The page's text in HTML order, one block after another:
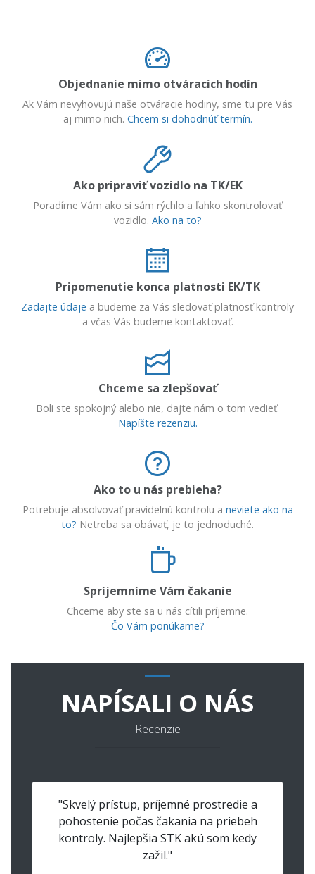
Objednanie mimo otváracich hodín
Ak Vám nevyhovujú naše otváracie hodiny, sme tu pre Vás
aj mimo nich. Chcem si dohodnúť termín.
Ako pripraviť vozidlo na TK/EK
Poradíme Vám ako si sám rýchlo a ľahko skontrolovať
vozidlo. Ako na to?
Pripomenutie konca platnosti EK/TK
Zadajte údaje a budeme za Vás sledovať platnosť kontroly
a včas Vás budeme kontaktovať.
Chceme sa zlepšovať
Boli ste spokojný alebo nie, dajte nám o tom vedieť.
Napíšte rezenziu.
Ako to u nás prebieha?
Potrebuje absolvovať pravidelnú kontrolu a neviete ako na
to? Netreba sa obávať, je to jednoduché.
Spríjemníme Vám čakanie
Chceme aby ste sa u nás cítili príjemne.
Čo Vám ponúkame?
NAPÍSALI O NÁS
Recenzie
"Skvelý prístup, príjemné prostredie a
pohostenie počas čakania na priebeh
kontroly. Najlepšia STK akú som kedy
zažil."